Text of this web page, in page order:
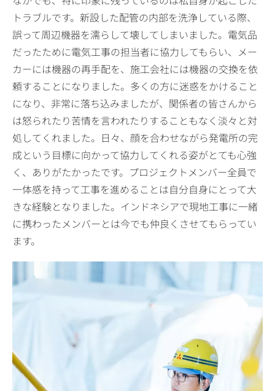
トラブルです。新設した配管の内部を洗浄している際、
誤って周辺機器を濡らして壊してしまいました。電気品
だったために電気工事の担当者に協力してもらい、メー
カーには機器の再手配を、施工会社には機器の交換を依
頼することになりました。多くの方に迷惑をかけること
になり、非常に落ち込みましたが、関係者の皆さんから
は怒られたり苦情を言われたりすることもなく淡々と対
処してくれました。日々、顔を合わせながら発電所の完
成という目標に向かって協力してくれる姿がとても心強
く、ありがたかったです。プロジェクトメンバー全員で
一体感を持って工事を進めることは自分自身にとって大
きな経験となりました。インドネシアで現地工事に一緒
に携わったメンバーとは今でも仲良くさせてもらってい
ます。